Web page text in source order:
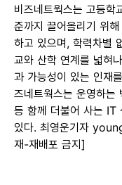
비즈네트웍스는 고등학
준까지 끌어올리기 위
하고 있으며, 학력차별
교와 산학 연계를 넓혀
과 가능성이 있는 인재
즈네트웍스는 운영하
등 함께 더불어 사는 IT
있다. 최영운기자
재-재배포 금지]